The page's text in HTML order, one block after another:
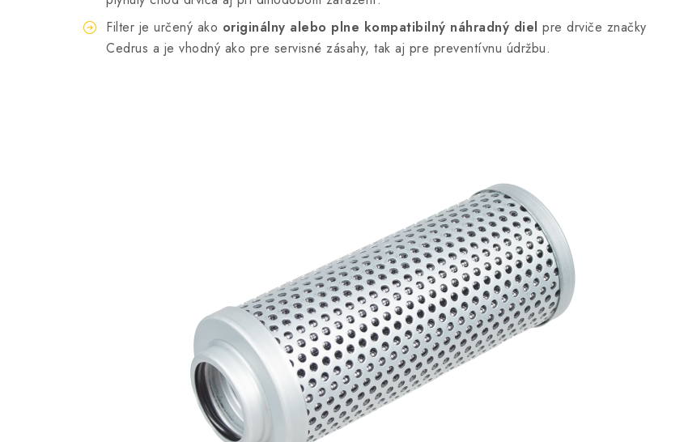
Filter je určený ako originálny alebo plne kompatibilný náhradný diel pre drviče značky
Cedrus a je vhodný ako pre servisné zásahy, tak aj pre preventívnu údržbu.